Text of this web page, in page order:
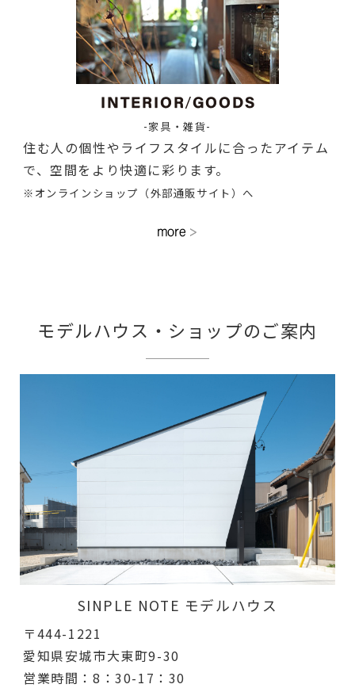
-家具・雑貨-
住む人の個性やライフスタイルに合ったアイテム
で、空間をより快適に彩ります。
※オンラインショップ（外部通販サイト）へ
モデルハウス・ショップのご案内
SINPLE NOTE モデルハウス
〒444-1221
愛知県安城市大東町9-30
営業時間：8：30-17：30